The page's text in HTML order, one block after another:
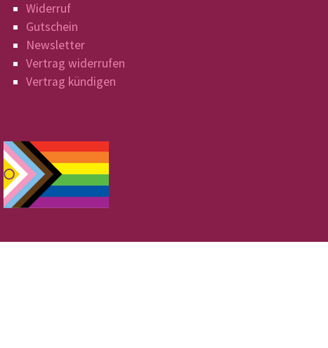
Widerruf
Gutschein
Newsletter
Vertrag widerrufen
Vertrag kündigen